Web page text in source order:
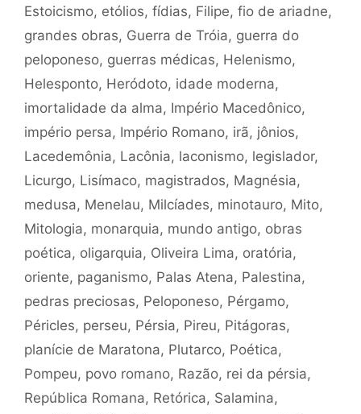
Estoicismo, etólios, fídias, Filipe, fio de ariadne,
grandes obras, Guerra de Tróia, guerra do
peloponeso, guerras médicas, Helenismo,
Helesponto, Heródoto, idade moderna,
imortalidade da alma, Império Macedônico,
império persa, Império Romano, irã, jônios,
Lacedemônia, Lacônia, laconismo, legislador,
Licurgo, Lisímaco, magistrados, Magnésia,
medusa, Menelau, Milcíades, minotauro, Mito,
Mitologia, monarquia, mundo antigo, obras
poética, oligarquia, Oliveira Lima, oratória,
oriente, paganismo, Palas Atena, Palestina,
pedras preciosas, Peloponeso, Pérgamo,
Péricles, perseu, Pérsia, Pireu, Pitágoras,
planície de Maratona, Plutarco, Poética,
Pompeu, povo romano, Razão, rei da pérsia,
República Romana, Retórica, Salamina,